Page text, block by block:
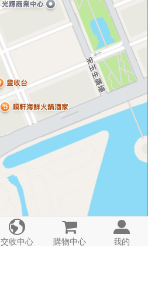

交收中心

購物中心

我的